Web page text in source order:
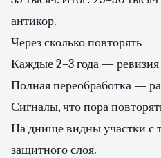
антикор.
Через сколько повторять
Каждые 2–3 года —
Полная переобработка —
Сигналы, что пора
На днище видны участки с
защитного слоя.